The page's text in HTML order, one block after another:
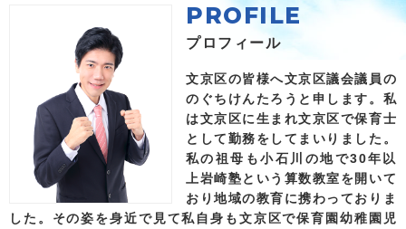
PROFILE
プロフィール
文京区の皆様へ文京区議会議員の
のぐちけんたろうと申します。私
は文京区に生まれ文京区で保育士
として勤務をしてまいりました。
私の祖母も小石川の地で30年以
上岩崎塾という算数教室を開いて
おり地域の教育に携わっておりま
した。その姿を身近で見て私自身も文京区で保育園幼稚園児